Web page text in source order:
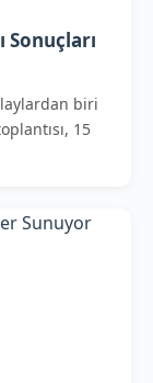
Sonuçları
biri
15